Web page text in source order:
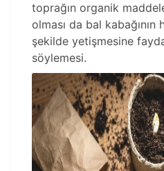
toprağın organik
olması da bal kabağının
şekilde yetişmesine
söylemesi.